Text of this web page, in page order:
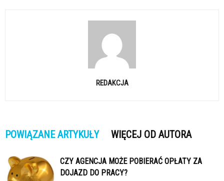
REDAKCJA
POWIĄZANE ARTYKUŁY WIĘCEJ OD AUTORA
CZY AGENCJA MOŻE POBIERAĆ OPŁATY ZA
DOJAZD DO PRACY?